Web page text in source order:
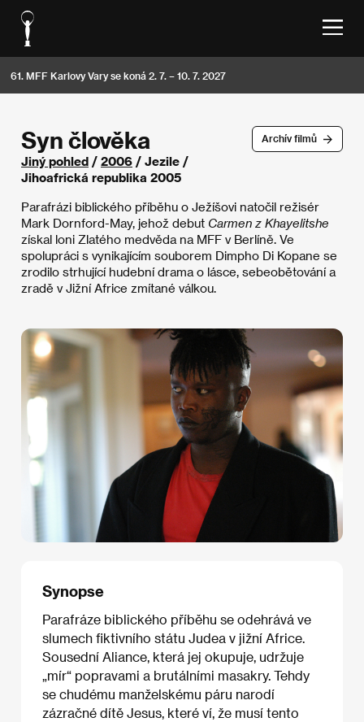
61. MFF Karlovy Vary se koná 2. 7. – 10. 7. 2027
Archív filmů
Syn člověka
Jiný pohled / 2006 / Jezile /
Jihoafrická republika 2005
Parafrázi biblického příběhu o Ježíšovi natočil režisér
Mark Dornford-May, jehož debut Carmen z Khayelitshe
získal loni Zlatého medvěda na MFF v Berlíně. Ve
spolupráci s vynikajícím souborem Dimpho Di Kopane se
zrodilo strhující hudební drama o lásce, sebeobětování a
zradě v Jižní Africe zmítané válkou.
Synopse
Parafráze biblického příběhu se odehrává ve
slumech fiktivního státu Judea v jižní Africe.
Sousední Aliance, která jej okupuje, udržuje
„mír“ popravami a brutálními masakry. Tehdy
se chudému manželskému páru narodí
zázračné dítě Jesus, které ví, že musí tento